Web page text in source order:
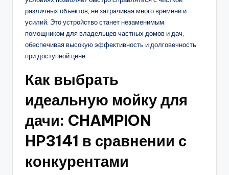
различных объектов, не затрачивая много времени и
усилий. Это устройство станет незаменимым
помощником для владельцев частных домов и дач,
обеспечивая высокую эффективность и долговечность
при доступной цене.
Как выбрать
идеальную мойку для
дачи: CHAMPION
HP3141 в сравнении с
конкурентами